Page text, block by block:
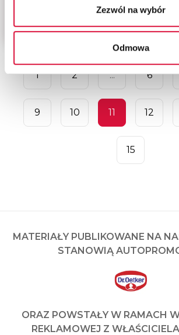
Zezwól na wybór
Odmowa
Tort czekoladowo-
Sernik
1 2 ... 6
9 10 11 12
15
MATERIAŁY PUBLIKOWANE NA
STANOWIĄ
ORAZ POWSTAŁY W RAMACH
REKLAMOWEJ Z